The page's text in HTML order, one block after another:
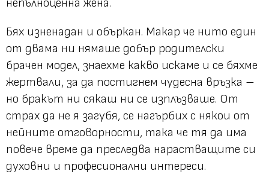
непълноценна жена.
Бях изненадан и объркан. Макар че нито един
от двама ни нямаше добър родителски
брачен модел, знаехме какво искаме и се бяхме
жертвали, за да постигнем чудесна връзка –
но бракът ни сякаш ни се изплъзваше. От
страх да не я загубя, се нагърбих с някои от
нейните отговорности, така че тя да има
повече време да преследва нарастващите си
духовни и професионални интереси.